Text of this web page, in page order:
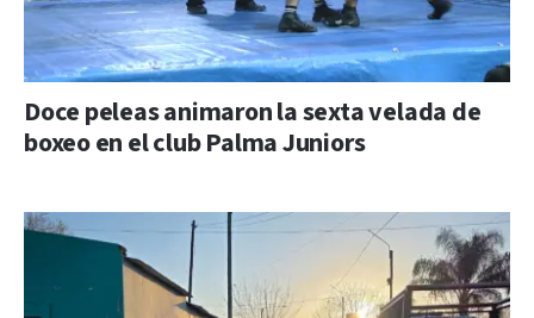
Doce peleas animaron la sexta velada de
boxeo en el club Palma Juniors